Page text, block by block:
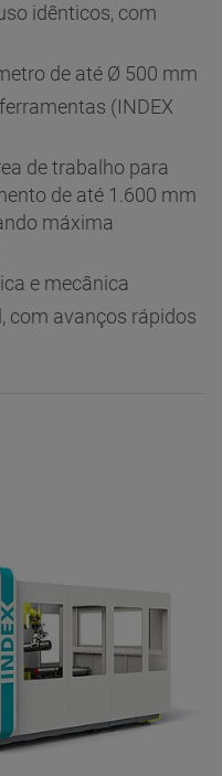
idênticos, com
de até Ø 500 mm
(INDEX
de trabalho para
de até 1.600 mm
máxima
e mecânica
com avanços rápidos